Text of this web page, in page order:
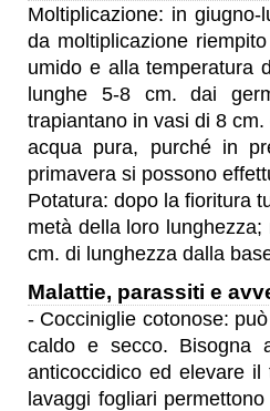
Moltiplicazione: in
da moltiplicazione
umido e alla temperatura
lunghe 5-8 cm. dai
trapiantano in vasi di 8
acqua pura, purché in
primavera si possono
Potatura: dopo la fioritura
metà della loro
cm. di lunghezza dalla
Malattie, parassiti e
- Cocciniglie cotonose:
caldo e secco. Bisogna
anticoccidico ed elevare
lavaggi fogliari